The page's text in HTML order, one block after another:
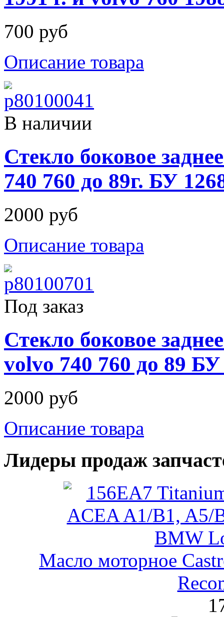
700 руб
Описание товара
В наличии
Стекло боковое
740 760 до 89г. БУ
2000 руб
Описание товара
Под заказ
Стекло боковое
volvo 740 760 до 89 БУ
2000 руб
Описание товара
Лидеры продаж
Масло моторное